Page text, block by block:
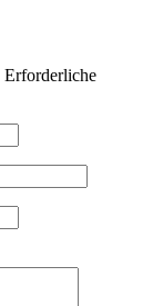
Erforderliche